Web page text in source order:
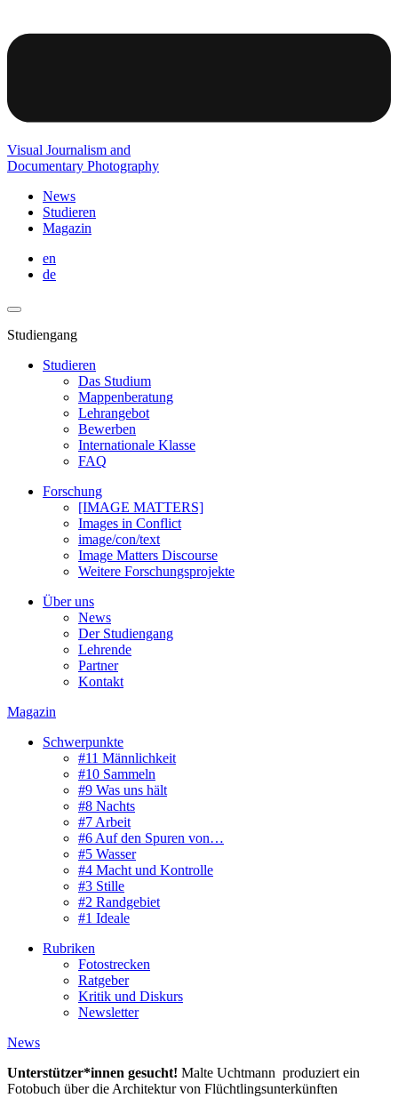
Visual Journalism and
Documentary Photography
News
Studieren
Magazin
en
de
Studiengang
Studieren
Das Studium
Mappenberatung
Lehrangebot
Bewerben
Internationale Klasse
FAQ
Forschung
[IMAGE MATTERS]
Images in Conflict
image/con/text
Image Matters Discourse
Weitere Forschungsprojekte
Über uns
News
Der Studiengang
Lehrende
Partner
Kontakt
Magazin
Schwerpunkte
#11 Männlichkeit
#10 Sammeln
#9 Was uns hält
#8 Nachts
#7 Arbeit
#6 Auf den Spuren von…
#5 Wasser
#4 Macht und Kontrolle
#3 Stille
#2 Randgebiet
#1 Ideale
Rubriken
Fotostrecken
Ratgeber
Kritik und Diskurs
Newsletter
News
Unterstützer*innen gesucht! Malte Uchtmann produziert ein
Fotobuch über die Architektur von Flüchtlingsunterkünften